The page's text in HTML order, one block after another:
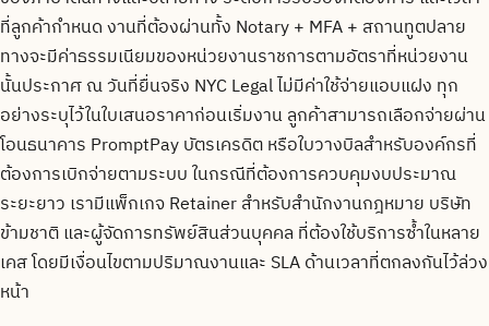
ที่ลูกค้ากำหนด งานที่ต้องผ่านทั้ง Notary + MFA + สถานทูตปลาย
ทางจะมีค่าธรรมเนียมของหน่วยงานราชการตามอัตราที่หน่วยงาน
นั้นประกาศ ณ วันที่ยื่นจริง NYC Legal ไม่มีค่าใช้จ่ายแอบแฝง ทุก
อย่างระบุไว้ในใบเสนอราคาก่อนเริ่มงาน ลูกค้าสามารถเลือกจ่ายผ่าน
โอนธนาคาร PromptPay บัตรเครดิต หรือใบวางบิลสำหรับองค์กรที่
ต้องการเบิกจ่ายตามระบบ ในกรณีที่ต้องการควบคุมงบประมาณ
ระยะยาว เรามีแพ็กเกจ Retainer สำหรับสำนักงานกฎหมาย บริษัท
ข้ามชาติ และผู้จัดการทรัพย์สินส่วนบุคคล ที่ต้องใช้บริการซ้ำในหลาย
เคส โดยมีเงื่อนไขตามปริมาณงานและ SLA ด้านเวลาที่ตกลงกันไว้ล่วง
หน้า